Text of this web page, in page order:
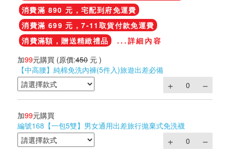
消費滿 890 元，宅配到府免運費
消費滿 699 元，7-11取貨付款免運費
消費滿額，贈送精緻禮品
...詳細內容
加99元購買 (原價:450 元 )
【中高腰】純棉免洗內褲(5件入)旅遊出差必備
加99元購買
編號168【一包5雙】男女通用出差旅行拋棄式免洗襪